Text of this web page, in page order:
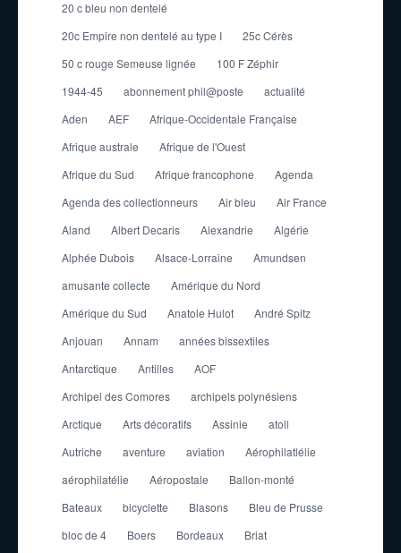
20 c bleu non dentelé
20c Empire non dentelé au type I
25c Cérès
50 c rouge Semeuse lignée
100 F Zéphir
1944-45
abonnement phil@poste
actualité
Aden
AEF
Afrique-Occidentale Française
Afrique australe
Afrique de l'Ouest
Afrique du Sud
Afrique francophone
Agenda
Agenda des collectionneurs
Air bleu
Air France
Aland
Albert Decaris Alexandrie
Algérie
Alphée Dubois
Alsace-Lorraine
Amundsen
amusante collecte
Amérique du Nord
Amérique du Sud
Anatole Hulot
André Spitz
Anjouan
Annam
années bissextiles
Antarctique
Antilles
AOF
Archipel des Comores
archipels polynésiens
Arctique
Arts décoratifs Assinie
atoll
Autriche
aventure aviation
Aérophilatlélie
aérophilatélie
Aéropostale
Ballon-monté
Bateaux
bicyclette Blasons
Bleu de Prusse
bloc de 4
Boers Bordeaux
Briat